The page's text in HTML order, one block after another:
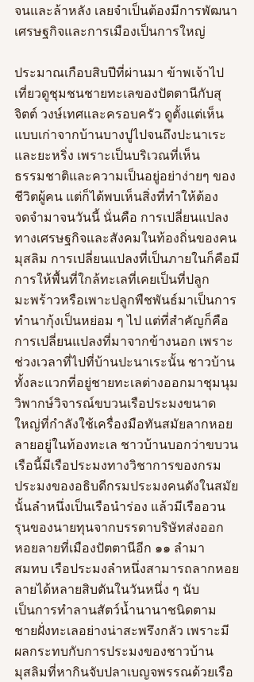
จนและล้าหลัง เลยจำเป็นต้องมีการพัฒนา
เศรษฐกิจและการเมืองเป็นการใหญ่
ประมาณเกือบสิบปีที่ผ่านมา ข้าพเจ้าไป
เที่ยวดูชุมชนชายทะเลของปัตตานีกับสุ
จิตต์ วงษ์เทศและครอบครัว ดูตั้งแต่เห็น
แบบเก่าจากบ้านบางปูไปจนถึงปะนาเระ
และยะหริ่ง เพราะเป็นบริเวณที่เห็น
ธรรมชาติและความเป็นอยู่อย่าง่ายๆ ของ
ชีวิตผู้คน แต่ก็ได้พบเห็นสิ่งที่ทำให้ต้อง
จดจำมาจนวันนี้ นั่นคือ การเปลี่ยนแปลง
ทางเศรษฐกิจและสังคมในท้องถิ่นของคน
มุสลิม การเปลี่ยนแปลงที่เป็นภายในก็คือมี
การให้พื้นที่ใกล้ทะเลที่เคยเป็นที่ปลูก
มะพร้าวหรือเพาะปลูกพืชพันธ์มาเป็นการ
ทำนากุ้งเป็นหย่อม ๆ ไป แต่ที่สำคัญก็คือ
การเปลี่ยนแปลงที่มาจากข้างนอก เพราะ
ช่วงเวลาที่ไปที่บ้านปะนาเระนั้น ชาวบ้าน
ทั้งละแวกที่อยู่ชายทะเลต่างออกมาชุมนุม
วิพากษ์วิจารณ์ขบวนเรือประมงขนาด
ใหญ่ที่กำลังใช้เครื่องมือทันสมัยลากหอย
ลายอยู่ในท้องทะเล ชาวบ้านบอกว่าขบวน
เรือนี้มีเรือประมงทางวิชาการของกรม
ประมงของอธิบดีกรมประมงคนดังในสมัย
นั้นลำหนึ่งเป็นเรือนำร่อง แล้วมีเรืออวน
รุนของนายทุนจากบรรดาบริษัทส่งออก
หอยลายที่เมืองปัตตานีอีก ๑๑ ลำมา
สมทบ เรือประมงลำหนึ่งสามารถลากหอย
ลายได้หลายสิบตันในวันหนึ่ง ๆ นับ
เป็นการทำลานสัตว์น้ำนานาชนิดตาม
ชายฝั่งทะเลอย่างน่าสะพรึงกลัว เพราะมี
ผลกระทบกับการประมงของชาวบ้าน
มุสลิมที่หากินจับปลาเบญจพรรณด้วยเรือ